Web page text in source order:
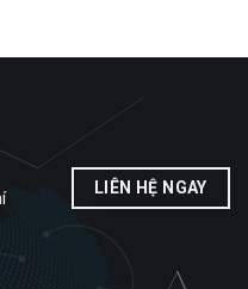
LIÊN HỆ NGAY